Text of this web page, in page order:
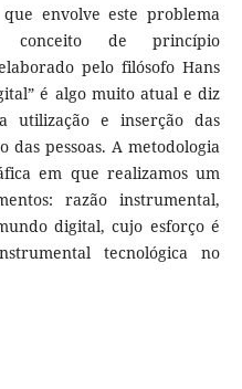
envolve este problema
de princípio
pelo filósofo Hans
é algo muito atual e diz
utilização e inserção das
das pessoas. A metodologia
em que realizamos um
razão instrumental,
digital, cujo esforço é
tecnológica no